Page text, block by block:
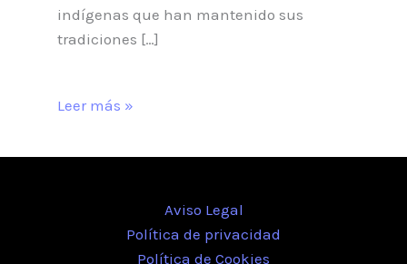
indígenas que han mantenido sus
tradiciones […]
Leer más »
Aviso Legal
Política de privacidad
Política de Cookies